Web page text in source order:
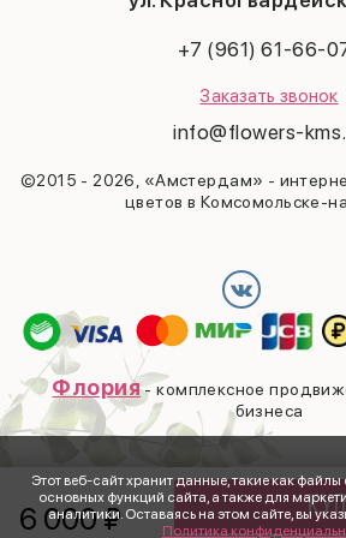
6 000₽
Этот веб-сайт хранит данные, такие как
основных функций сайта, а также для
аналитики. Оставаясь на этом сайте, вы
Политика
+7 (961) 61-66-
Заказать звонок
info@flowers-
©2015 - 2026, «Амстердам» -
цветов в Комсомольске-
Флория- комплексное
бизнеса